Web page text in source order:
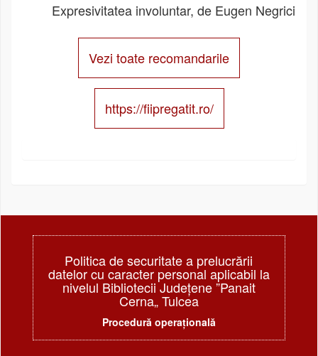
Expresivitatea involuntar, de Eugen Negrici
Vezi toate recomandarile
https://fiipregatit.ro/
Politica de securitate a prelucrării
datelor cu caracter personal aplicabil la
nivelul Bibliotecii Judeţene ”Panait
Cerna„ Tulcea
Procedură operațională